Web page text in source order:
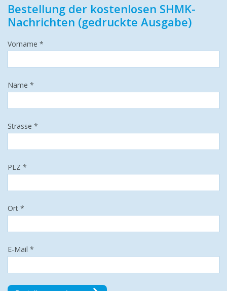
Bestellung der kostenlosen SHMK-
Nachrichten (gedruckte Ausgabe)
Vorname *
Name *
Strasse *
PLZ *
Ort *
E-Mail *